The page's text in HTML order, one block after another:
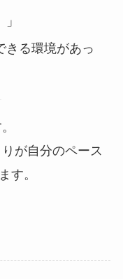
きる環境があっ
が自分のペース
す。